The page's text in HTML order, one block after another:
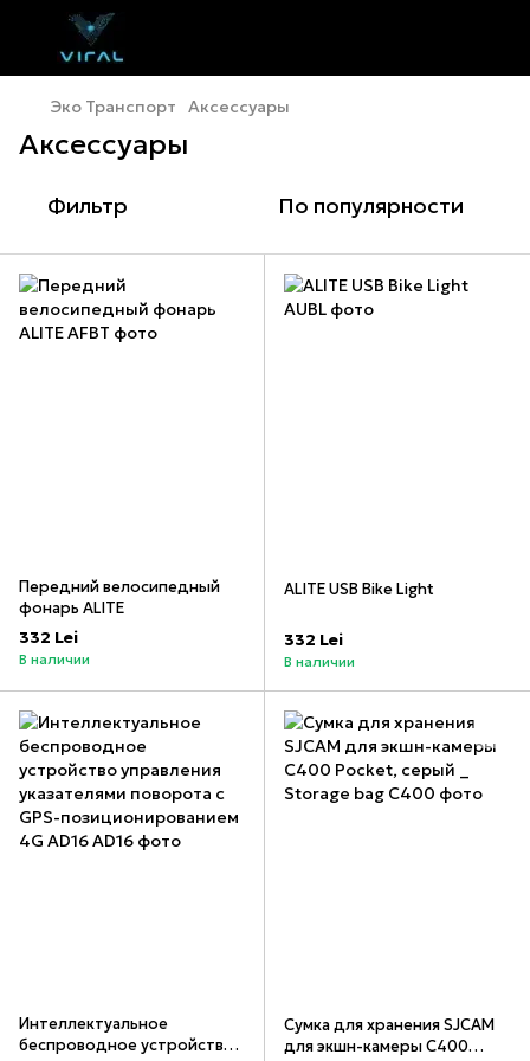
Эко Транспорт Аксессуары
Аксессуары
Фильтр По популярности
Передний велосипедный
фонарь ALITE
332 Lei
В наличии
ALITE USB Bike Light
332 Lei
В наличии
Интеллектуальное
беспроводное устройство
Сумка для хранения SJCAM
для экшн-камеры C400